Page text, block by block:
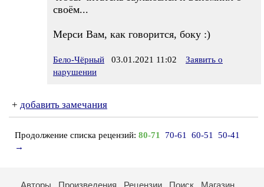
своём...
Мерси Вам, как говорится, боку :)
Бело-Чёрный 03.01.2021 11:02
Заявить о
нарушении
+ добавить замечания
Продолжение списка рецензий: 80-71 70-61 60-51
50-41
→
Авторы Произведения Рецензии Поиск
Магазин